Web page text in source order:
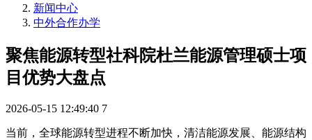
新闻中心
中外合作办学
聚焦能源转型社科院杜兰能源管理硕士项
目优势大盘点
2026-05-15 12:49:40 7
当前，全球能源转型进程不断加快，清洁能源发展、能源结构